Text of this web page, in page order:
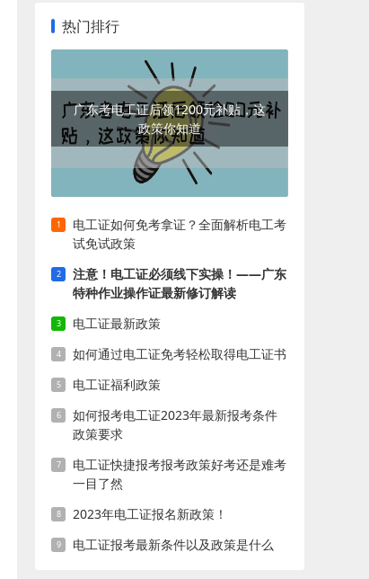
热门排行
广东考电工证后领1200元补贴，这
政策你知道
电工证如何免考拿证？全面解析电工考
试免试政策
注意！电工证必须线下实操！——广东
特种作业操作证最新修订解读
电工证最新政策
如何通过电工证免考轻松取得电工证书
电工证福利政策
如何报考电工证2023年最新报考条件
政策要求
电工证快捷报考报考政策好考还是难考
一目了然
2023年电工证报名新政策！
电工证报考最新条件以及政策是什么